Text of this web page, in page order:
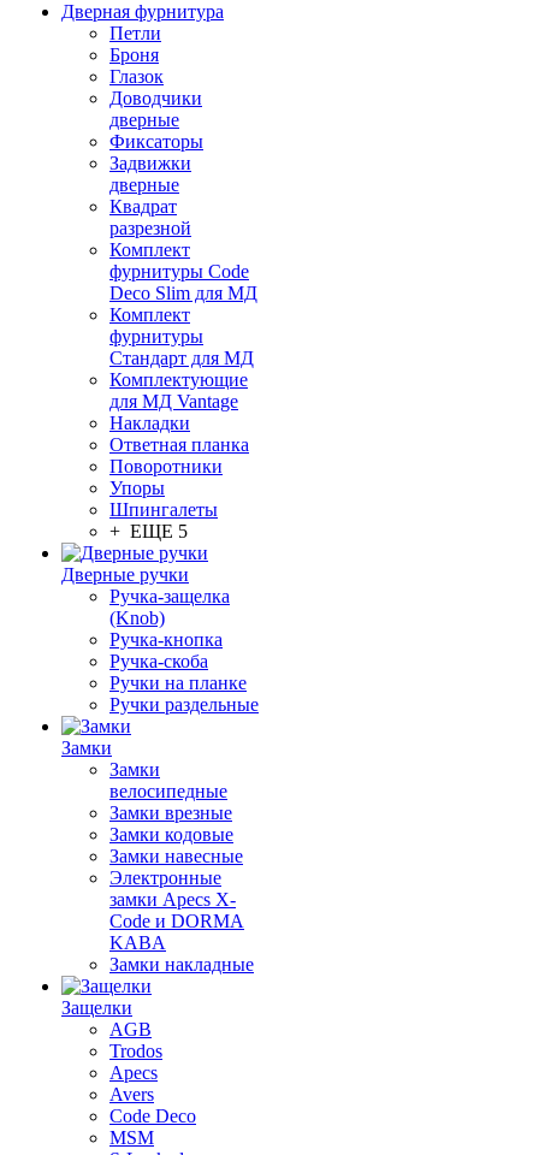
Дверная фурнитура
Петли
Броня
Глазок
Доводчики
дверные
Фиксаторы
Задвижки
дверные
Квадрат
разрезной
Комплект
фурнитуры Code
Deco Slim для МД
Комплект
фурнитуры
Стандарт для МД
Комплектующие
для МД Vantage
Накладки
Ответная планка
Поворотники
Упоры
Шпингалеты
+ ЕЩЕ 5
Дверные ручки
Ручка-защелка
(Knob)
Ручка-кнопка
Ручка-скоба
Ручки на планке
Ручки раздельные
Замки
Замки
велосипедные
Замки врезные
Замки кодовые
Замки навесные
Электронные
замки Apecs X-
Code и DORMA
KABA
Замки накладные
Защелки
AGB
Trodos
Apecs
Avers
Code Deco
MSM